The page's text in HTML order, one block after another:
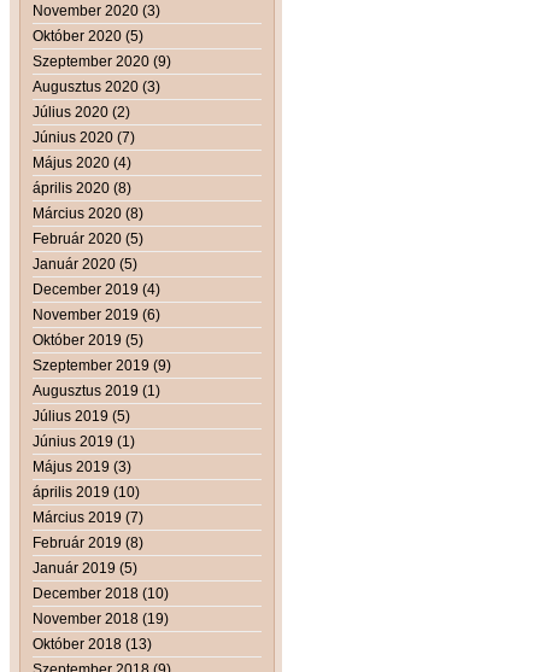
November 2020 (3)
Október 2020 (5)
Szeptember 2020 (9)
Augusztus 2020 (3)
Július 2020 (2)
Június 2020 (7)
Május 2020 (4)
április 2020 (8)
Március 2020 (8)
Február 2020 (5)
Január 2020 (5)
December 2019 (4)
November 2019 (6)
Október 2019 (5)
Szeptember 2019 (9)
Augusztus 2019 (1)
Július 2019 (5)
Június 2019 (1)
Május 2019 (3)
április 2019 (10)
Március 2019 (7)
Február 2019 (8)
Január 2019 (5)
December 2018 (10)
November 2018 (19)
Október 2018 (13)